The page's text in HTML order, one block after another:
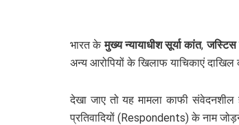
भारत केमुख्य न्यायाधीश सूर्या कांत,जस्टिस
अन्य आरोपियों के खिलाफ याचिकाएं
देखा जाए तो यह मामला काफी
प्रतिवादियों (Respondents) के नाम